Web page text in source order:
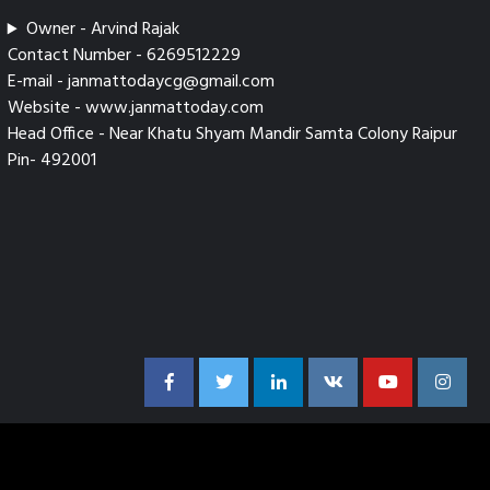
Owner - Arvind Rajak
Contact Number - 6269512229
E-mail - janmattodaycg@gmail.com
Website - www.janmattoday.com
Head Office - Near Khatu Shyam Mandir Samta Colony Raipur
Pin- 492001
FacebookTwitter LinkedinVK Youtube